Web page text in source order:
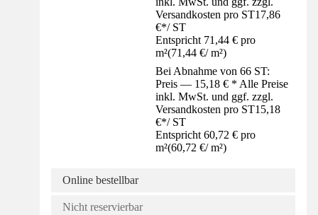
Versandkosten pro ST17,86
€*/ ST
Entspricht 71,44 € pro
m²(71,44 €/ m²)
Bei Abnahme von 66 ST:
Preis — 15,18 € * Alle Preise
inkl. MwSt. und ggf. zzgl.
Versandkosten pro ST15,18
€*/ ST
Entspricht 60,72 € pro
m²(60,72 €/ m²)
Online bestellbar
Nicht reservierbar